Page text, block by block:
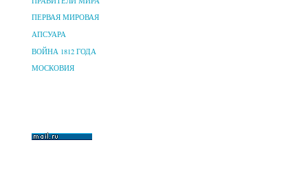
ПЕРВАЯ МИРОВАЯ
АПСУАРА
ВОЙНА 1812 ГОДА
МОСКОВИЯ